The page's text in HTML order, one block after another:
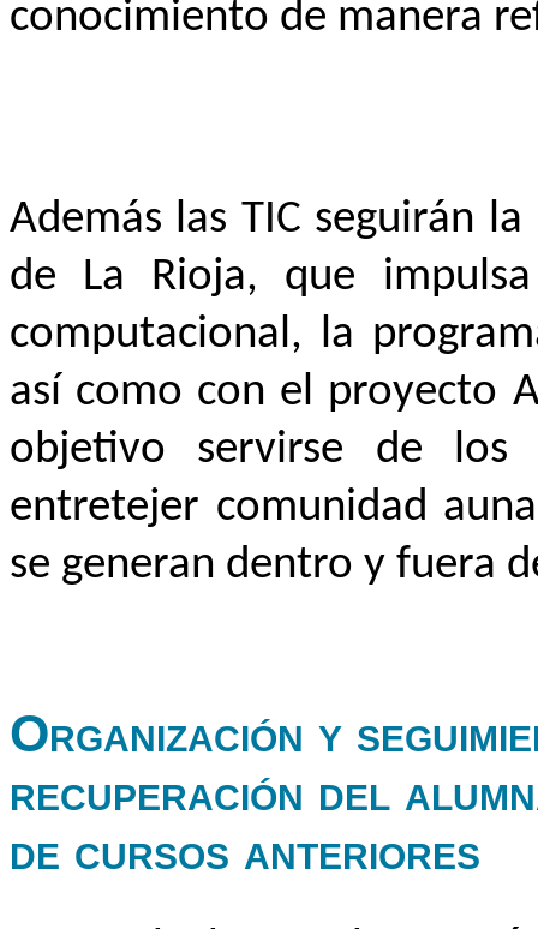
conocimiento de manera
Además las TIC seguirán
de La Rioja, que
computacional, la
así como con el proyecto
objetivo servirse de los
entretejer comunidad
se generan dentro y fuera
Organización y
recuperación del
de cursos anteriores